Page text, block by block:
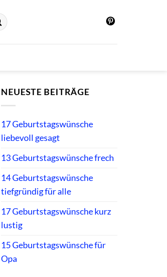
NEUESTE BEITRÄGE
17 Geburtstagswünsche
liebevoll gesagt
13 Geburtstagswünsche frech
14 Geburtstagswünsche
tiefgründig für alle
17 Geburtstagswünsche kurz
lustig
15 Geburtstagswünsche für
Opa